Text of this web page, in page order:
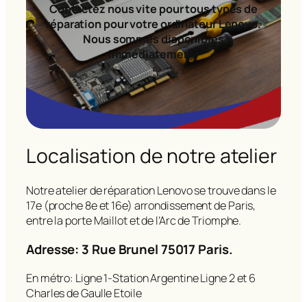
Contactez nous vite pour tous types de
réparation pour votre ordinateur Lenovo.
Nous sommes disponibles
immédiatement!
Localisation de notre atelier
Notre atelier de réparation Lenovo se trouve dans le
17e (proche 8e et 16e) arrondissement de Paris,
entre la porte Maillot et de l’Arc de Triomphe.
Adresse: 3 Rue Brunel 75017 Paris.
En métro: Ligne 1-Station Argentine Ligne 2 et 6
Charles de Gaulle Etoile